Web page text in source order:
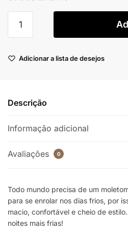
Adicionar a lista de desejos
Descrição
Informação adicional
Avaliações 0
Todo mundo precisa de um
para se enrolar nos dias frios, por
macio, confortável e cheio de
noites mais frias!